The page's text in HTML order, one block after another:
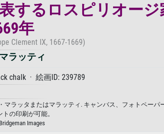
するロスピリオージ
年
Clement IX, 1667-1669)
ラッティ
chalk · 絵画ID: 239789
マラッタまたはマラッティ. キャンバス、フォトペーパ
の印刷が可能。
Images